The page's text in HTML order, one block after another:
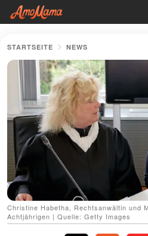
STARTSEITE NEWS
Christine Habetha, Rechtsanwältin und
Achtjährigen | Quelle: Getty Images